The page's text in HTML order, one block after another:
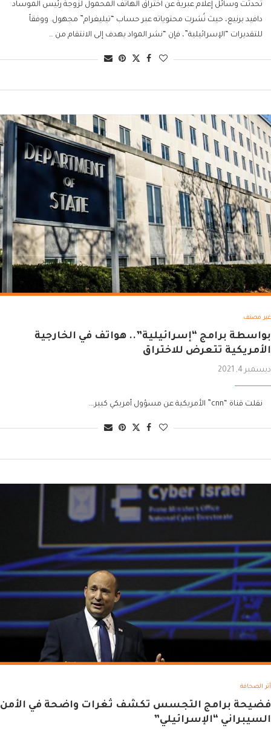
تحدثت وسائل إعلام عبرية عن اختراق الهاتف المحمول لزوجة رئيس الموساد
دافيد برنيع، حيث نُشرت محتوياته عبر حساب “تيليغرام” مجهول. ووفقاً
للتقديرات “الإسرائيلية”، فإن “نشر المواد يهدف إلى الانتقام من …
غير مصنف
بواسطة برامج “إسرائيلية”.. هواتف في الخارجية
الأمريكية تتعرض للاختراق
ديسمبر 4, 2021
نقلت قناة “cnn” الأمريكية عن مسؤول أمريكي كبير….
أثر الصحافة
فضيحة برامج التجسس تكشف ثغرات واضحة في الأمن
السيبراني “الإسرائيلي”